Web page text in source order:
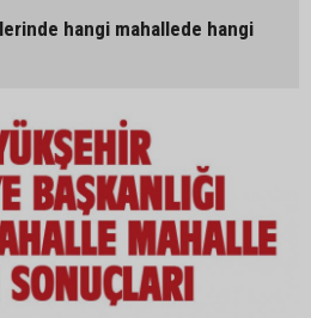
hangi mahallede hangi